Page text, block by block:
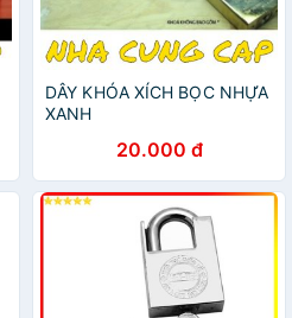
DÂY KHÓA XÍCH BỌC NHỰA
XANH
20.000 đ